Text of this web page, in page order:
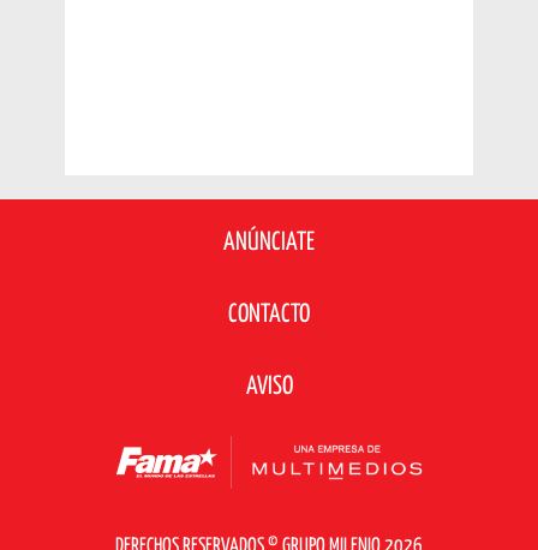
ANÚNCIATE
CONTACTO
AVISO